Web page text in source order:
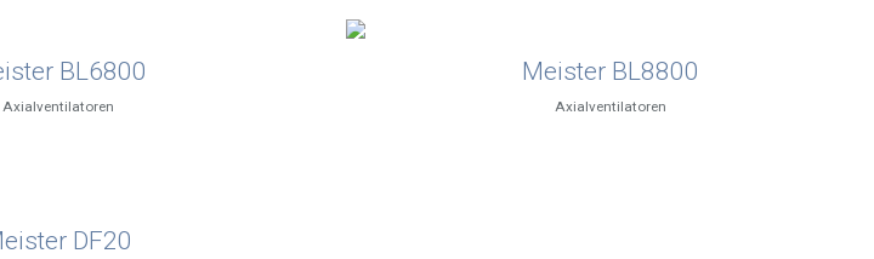
BL6800
Axialventilatoren
Meister BL8800
Axialventilatoren
DF20